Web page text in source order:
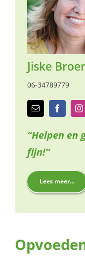
Jiske
06-34789779
“Helpen en
fijn!”
Lees meer…